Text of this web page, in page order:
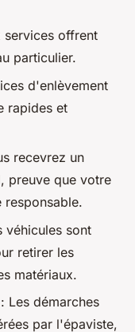
services offrent
particulier.
d'enlèvement
rapides et
recevrez un
preuve que votre
responsable.
véhicules sont
retirer les
matériaux.
: Les démarches
par l'épaviste,